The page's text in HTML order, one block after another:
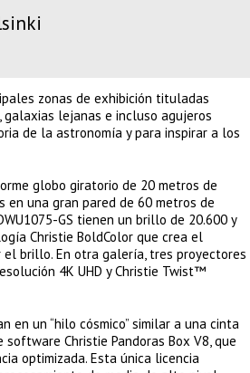
zonas de exhibición tituladas
galaxias lejanas e incluso agujeros
de la astronomía y para inspirar a los
globo giratorio de 20 metros de
en una gran pared de 60 metros de
GS tienen un brillo de 20.600 y
Christie BoldColor que crea el
el brillo. En otra galería, tres proyectores
4K UHD y Christie Twist™
en un “hilo cósmico” similar a una cinta
Christie Pandoras Box V8, que
optimizada. Esta única licencia